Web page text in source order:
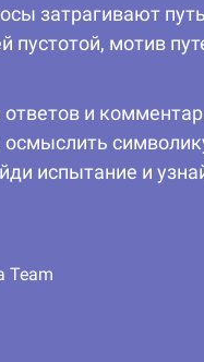
затрагивают путь
пустотой, мотив
ответов и
испытание и
Team